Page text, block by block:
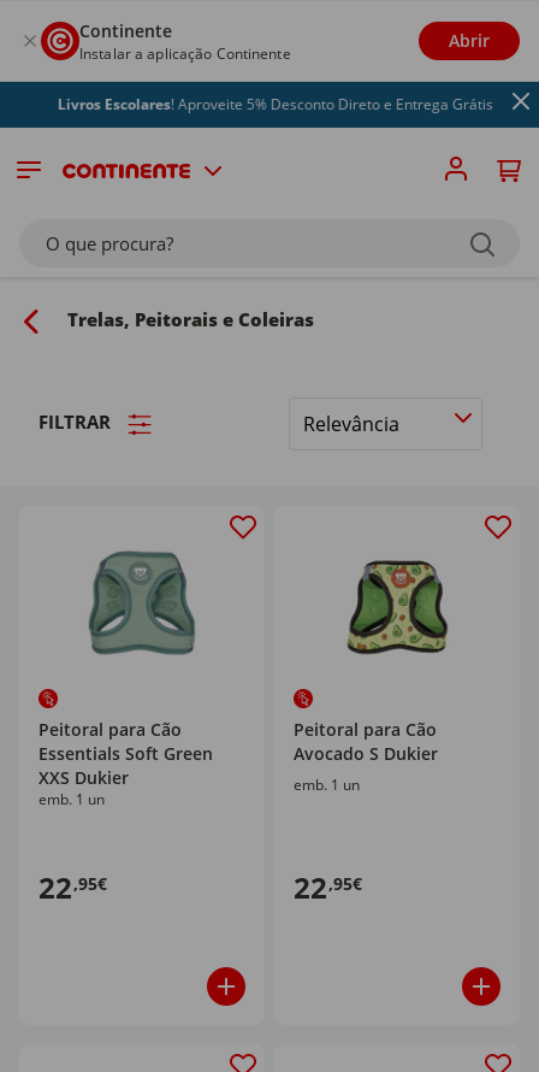
Continente
Instalar a aplicação Continente
Abrir
Livros Escolares! Aproveite 5% Desconto Direto e Entrega Grátis
O que procura?
Trelas, Peitorais e Coleiras
FILTRAR
Ordenar
Peitoral para Cão
Essentials Soft Green
XXS Dukier
emb. 1 un
22,95€
Peitoral para Cão
Avocado S Dukier
emb. 1 un
22,95€